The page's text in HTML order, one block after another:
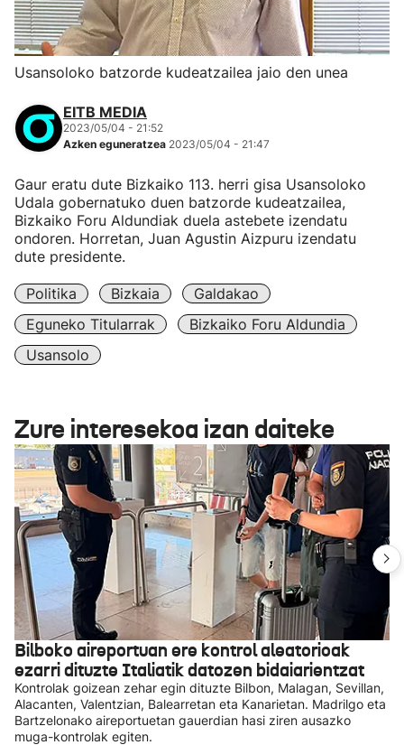
Usansoloko batzorde kudeatzailea jaio den unea
EITB MEDIA
2023/05/04 - 21:52
Azken eguneratzea 2023/05/04 - 21:47
Gaur eratu dute Bizkaiko 113. herri gisa Usansoloko
Udala gobernatuko duen batzorde kudeatzailea,
Bizkaiko Foru Aldundiak duela astebete izendatu
ondoren. Horretan, Juan Agustin Aizpuru izendatu
dute presidente.
Politika Bizkaia
Galdakao
Eguneko Titularrak
Bizkaiko Foru Aldundia
Usansolo
Zure interesekoa izan daiteke
Bilboko aireportuan ere kontrol aleatorioak
ezarri dituzte Italiatik datozen bidaiarientzat
Kontrolak goizean zehar egin dituzte Bilbon, Malagan, Sevillan,
Alacanten, Valentzian, Balearretan eta Kanarietan. Madrilgo eta
Bartzelonako aireportuetan gauerdian hasi ziren ausazko
muga-kontrolak egiten.